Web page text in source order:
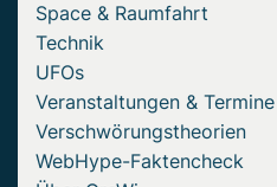
Space & Raumfahrt
Technik
UFOs
Veranstaltungen & Termine
Verschwörungstheorien
WebHype-Faktencheck